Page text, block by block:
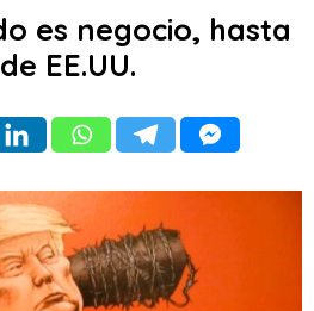
es negocio, hasta
EE.UU.